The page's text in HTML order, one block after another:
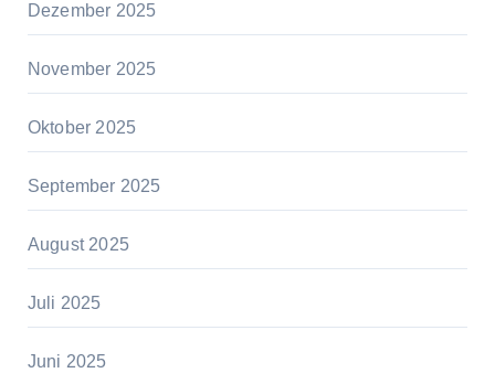
Dezember 2025
November 2025
Oktober 2025
September 2025
August 2025
Juli 2025
Juni 2025